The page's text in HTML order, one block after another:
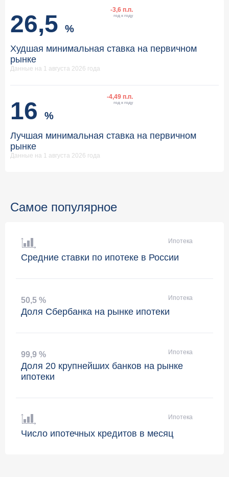
26,5 %
-3,6 п.п.
год к году
Худшая минимальная ставка на первичном
рынке
Данные на 1 августа 2026 года
16 %
-4,49 п.п.
год к году
Лучшая минимальная ставка на первичном
рынке
Данные на 1 августа 2026 года
Самое популярное
Ипотека
Средние ставки по ипотеке в России
50,5 % Ипотека
Доля Сбербанка на рынке ипотеки
99,9 % Ипотека
Доля 20 крупнейших банков на рынке
ипотеки
Ипотека
Число ипотечных кредитов в месяц